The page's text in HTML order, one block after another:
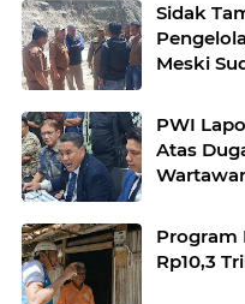
Sidak
Meski
PWI
Atas
Program
Rp10,3